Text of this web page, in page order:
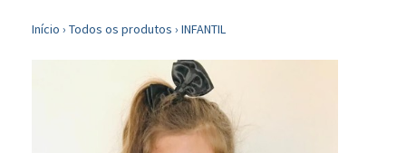
Início › Todos os produtos › INFANTIL